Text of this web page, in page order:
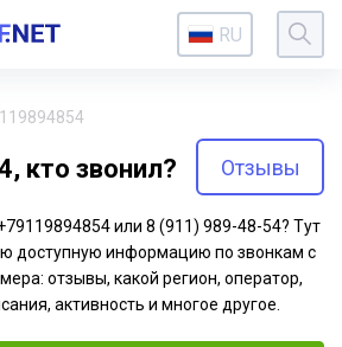
RU
кто звонил? Отзывы
или 8 (911) 989-48-54? Тут
доступную информацию по звонкам с
отзывы, какой регион, оператор,
активность и многое другое.